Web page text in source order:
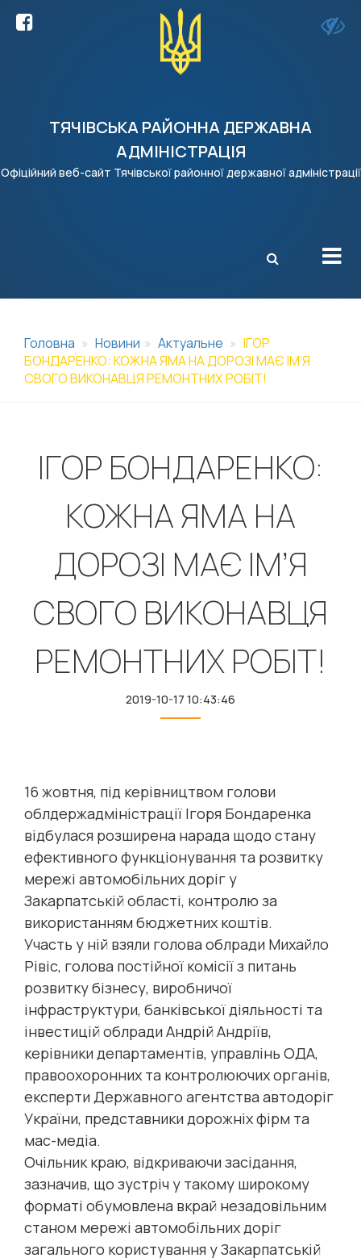
ТЯЧІВСЬКА РАЙОННА ДЕРЖАВНА
АДМІНІСТРАЦІЯ
Офіційний веб-сайт Тячівської районної державної адміністрації
Головна Новини Актуальне
ІГОР
БОНДАРЕНКО: КОЖНА ЯМА НА ДОРОЗІ МАЄ ІМ’Я
СВОГО ВИКОНАВЦЯ РЕМОНТНИХ РОБІТ!
ІГОР БОНДАРЕНКО:
КОЖНА ЯМА НА
ДОРОЗІ МАЄ ІМ’Я
СВОГО ВИКОНАВЦЯ
РЕМОНТНИХ РОБІТ!
2019-10-17 10:43:46
16 жовтня, під керівництвом голови
облдержадміністрації Ігоря Бондаренка
відбулася розширена нарада щодо стану
ефективного функціонування та розвитку
мережі автомобільних доріг у
Закарпатській області, контролю за
використанням бюджетних коштів.
Участь у ній взяли голова облради Михайло
Рівіс, голова постійної комісії з питань
розвитку бізнесу, виробничої
інфраструктури, банківської діяльності та
інвестицій облради Андрій Андріїв,
керівники департаментів, управлінь ОДА,
правоохоронних та контролюючих органів,
експерти Державного агентства автодоріг
України, представники дорожніх фірм та
мас-медіа.
Очільник краю, відкриваючи засідання,
зазначив, що зустріч у такому широкому
форматі обумовлена вкрай незадовільним
станом мережі автомобільних доріг
загального користування у Закарпатській